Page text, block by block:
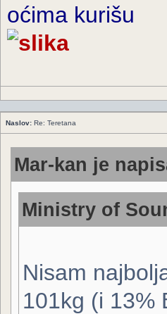
oćima kurišu
Naslov: Re: Teretana
Mar-kan je
Ministry of
Nisam
101kg (i 13%